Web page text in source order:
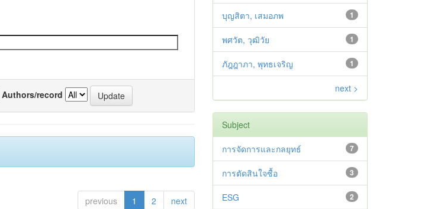
Authors/record
previous 1 2 next
1
บุญสิตา, เสมอภพ
1
พศวัต, วุฒิวัย
1
ภัฎฎาภา, พุทธเจริญ
next >
Subject
7
การจัดการและกลยุทธ์
3
การตัดสินใจซื้อ
2
ESG